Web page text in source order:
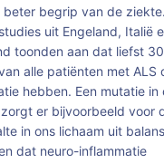
beter begrip van de ziekte.
uit Engeland, Italië
toonden aan dat liefst 30
alle patiënten met ALS
hebben. Een mutatie in
er bijvoorbeeld voor
in ons lichaam uit balans
dat neuro-inflammatie